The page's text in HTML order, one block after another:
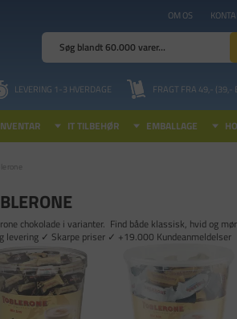
OM OS
LEVERING 1-3 HVERDAGE FRAGT FRA 49,- (39,-
IT TILBEHØR EMBALLAGE
chokolade i varianter. Find både klassisk, hvid og
levering ✓ Skarpe priser ✓ +19.000 Kundeanmeldelser